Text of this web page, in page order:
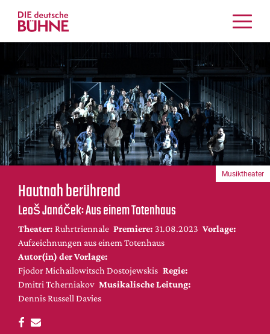
Kritiken
Schauspiel
Musiktheater
Tanz
Crossover
Bühnenwelt
Festivals & Veranstaltungen
Menschen & Theater
Themen
Internationales
Nachrufe
Medientipps
DdB-map
Kalender
Premierensuche
Hautnah berührend
Leoš Janáček: Aus einem Totenhaus
Theater: Ruhrtriennale Premiere: 31.08.2023 Vorlage:
Aufzeichnungen aus einem Totenhaus
Autor(in) der Vorlage:
Fjodor Michailowitsch Dostojewskis Regie:
Dmitri Tcherniakov Musikalische Leitung:
Dennis Russell Davies
Musiktheater